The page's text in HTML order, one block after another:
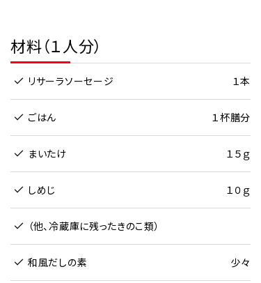
材料（１人分）
リサーラソーセージ １本
ごはん １杯膳分
まいたけ １５ｇ
しめじ １０ｇ
（他、冷蔵庫に残ったきのこ類）
和風だしの素 少々